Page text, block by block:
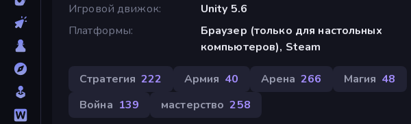
Игровой движок
Unity 5.6
Платформы
Браузер (только для настольных
компьютеров), Steam
Стратегия 222 Армия 40 Арена 266 Магия 48
Война 139 мастерство 258